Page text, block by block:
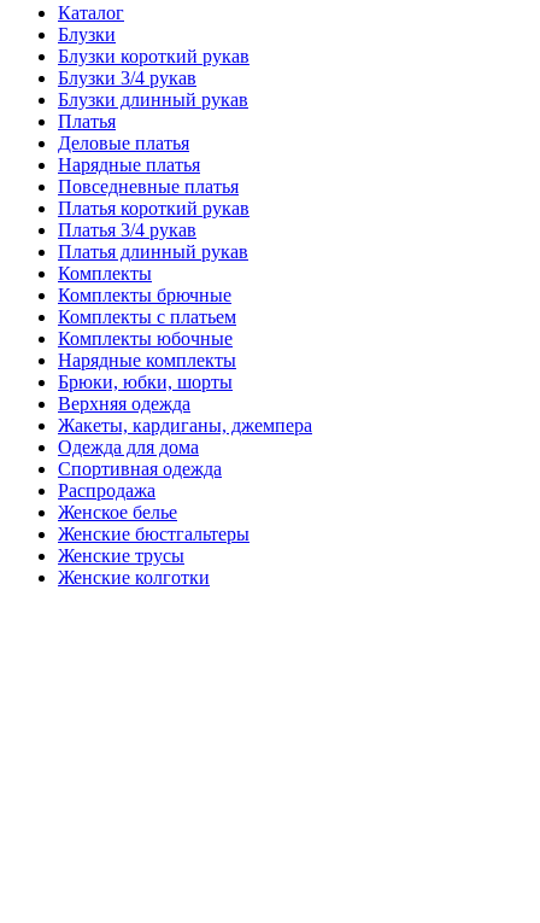
Каталог
Блузки
Блузки короткий рукав
Блузки 3/4 рукав
Блузки длинный рукав
Платья
Деловые платья
Нарядные платья
Повседневные платья
Платья короткий рукав
Платья 3/4 рукав
Платья длинный рукав
Комплекты
Комплекты брючные
Комплекты с платьем
Комплекты юбочные
Нарядные комплекты
Брюки, юбки, шорты
Верхняя одежда
Жакеты, кардиганы, джемпера
Одежда для дома
Спортивная одежда
Распродажа
Женское белье
Женские бюстгальтеры
Женские трусы
Женские колготки